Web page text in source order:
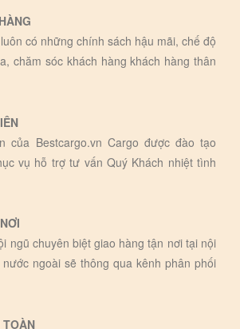
có những chính sách hậu mãi, chế độ
chăm sóc khách hàng khách hàng thân
của Bestcargo.vn Cargo được đào tạo
vụ hỗ trợ tư vấn Quý Khách nhiệt tình
ngũ chuyên biệt giao hàng tận nơi tại nội
ngoài sẽ thông qua kênh phân phối
TOÀN